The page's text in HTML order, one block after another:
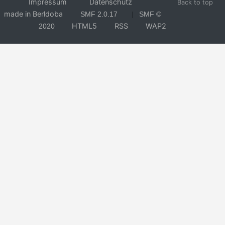
Impressum
Datenschutz Back to top
made in Berldoba SMF 2.0.17
SMF ©
2020
HTML5 RSS WAP2